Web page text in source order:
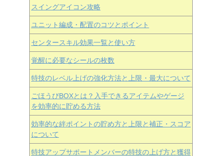
スイングアイコン攻略
ユニット編成・配置のコツとポイント
センタースキル効果一覧と使い方
覚醒に必要なシールの枚数
特技のレベル上げの強化方法と上限・最大について
ごほうびBOXとは？入手できるアイテムやゲージ
を効率的に貯める方法
効率的な絆ポイントの貯め方と上限と補正・スコア
について
特技アップサポートメンバーの特技の上げ方と獲得